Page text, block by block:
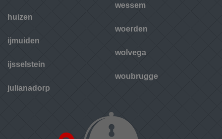
huizen
ijmuiden
ijsselstein
julianadorp
wessem
woerden
wolvega
woubrugge